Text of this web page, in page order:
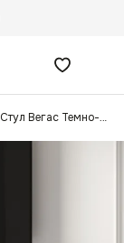
Стул Вегас Темно-серый с поворотным механизмом